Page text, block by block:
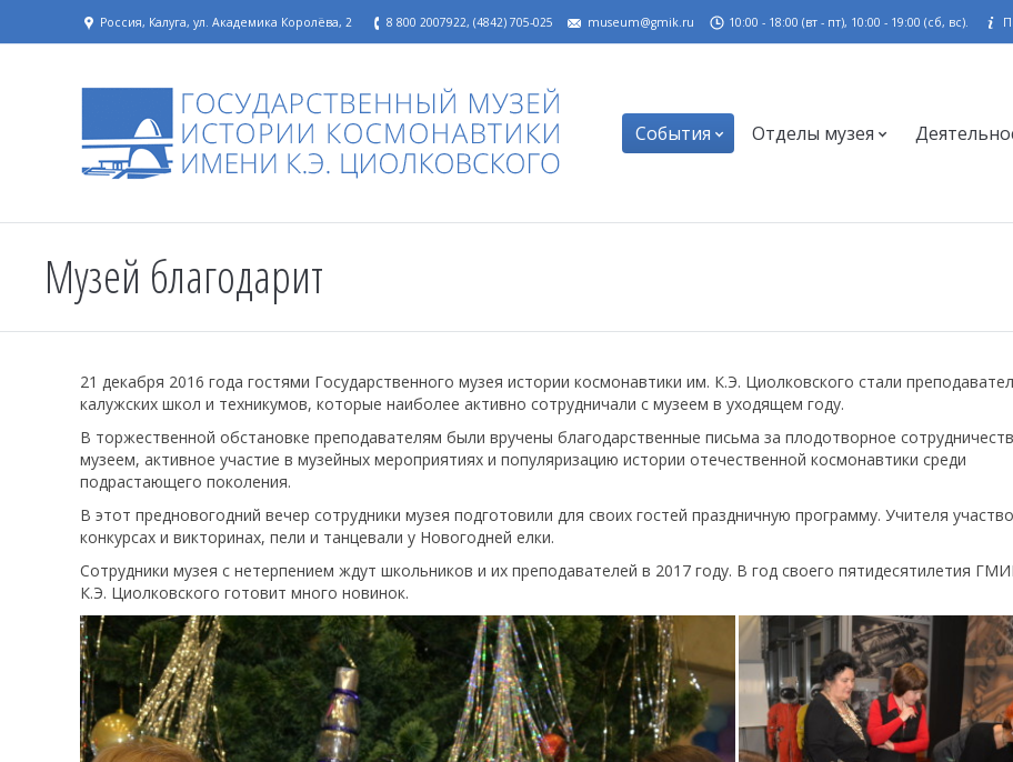
Россия, Калуга, ул. Академика Королёва, 2 8 800 2007922, (4842) 705-025 museum@gmik.ru 10:00 - 18:00 (вт - пт), 10:00 - 19:00 (сб, вс).
События Отделы музея
Музей благодарит
21 декабря 2016 года гостями Государственного музея истории космонавтики им. К.Э. Циолковского стали
калужских школ и техникумов, которые наиболее активно сотрудничали с музеем в уходящем году.
В торжественной обстановке преподавателям были вручены благодарственные письма за плодотворное
музеем, активное участие в музейных мероприятиях и популяризацию истории отечественной космонавтики среди
подрастающего поколения.
В этот предновогодний вечер сотрудники музея подготовили для своих гостей праздничную программу. Учителя
конкурсах и викторинах, пели и танцевали у Новогодней елки.
Сотрудники музея с нетерпением ждут школьников и их преподавателей в 2017 году. В год своего пятидесятилетия
К.Э. Циолковского готовит много новинок.